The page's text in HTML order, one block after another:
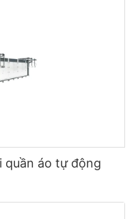
quần áo tự động